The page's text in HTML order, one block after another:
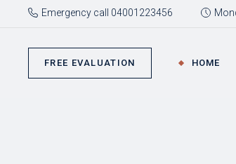
Emergency call 04001223456
FREE EVALUATION HOME